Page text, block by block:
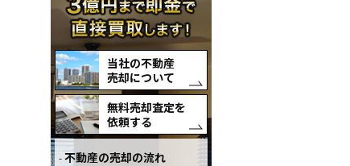
当社の不動産
売却について
無料売却査定を
依頼する
不動産の売却の流れ